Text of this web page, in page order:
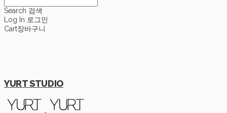
Search 검색
Log In 로그인
Cart장바구니
YURT STUDIO